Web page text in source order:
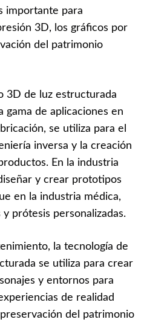
importante para
3D, los gráficos por
del patrimonio
3D de luz estructurada
gama de aplicaciones en
se utiliza para el
inversa y la creación
En la industria
y crear prototipos
en la industria médica,
prótesis personalizadas.
la tecnología de
se utiliza para crear
y entornos para
de realidad
del patrimonio